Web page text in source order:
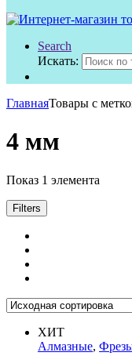
Search
Искать:
ГлавнаяТовары с
4 мм
Показ 1 элемента
Filters
ХИТ
Алмазные,